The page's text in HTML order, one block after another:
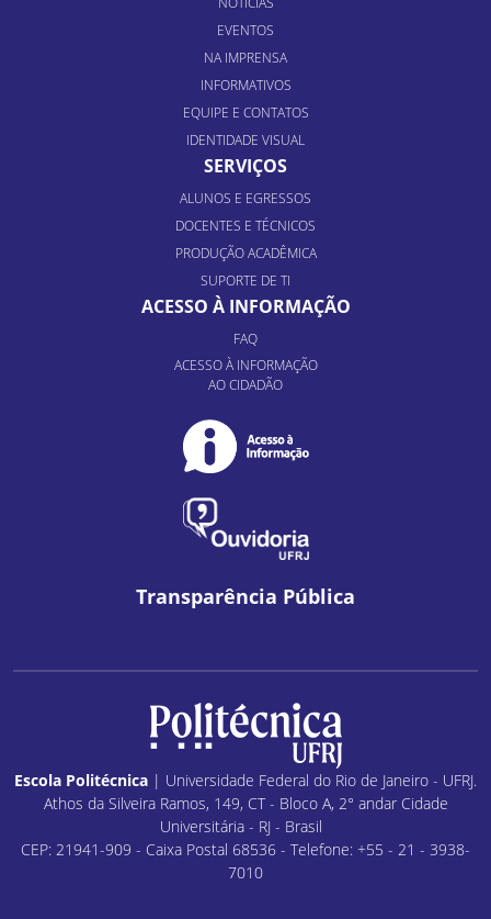
EVENTOS
NA IMPRENSA
INFORMATIVOS
EQUIPE E CONTATOS
IDENTIDADE VISUAL
SERVIÇOS
ALUNOS E EGRESSOS
DOCENTES E TÉCNICOS
PRODUÇÃO ACADÊMICA
SUPORTE DE TI
ACESSO À INFORMAÇÃO
FAQ
ACESSO À INFORMAÇÃO
AO CIDADÃO
Transparência Pública
Escola Politécnica | Universidade Federal do Rio de Janeiro - UFRJ.
Athos da Silveira Ramos, 149, CT - Bloco A, 2° andar Cidade
Universitária - RJ - Brasil
CEP: 21941-909 - Caixa Postal 68536 - Telefone: +55 - 21 - 3938-
7010